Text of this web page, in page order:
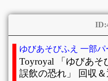
ゆびあそびふえ 一部
Toyroyal 「ゆびあそ
誤飲の恐れ」 回収